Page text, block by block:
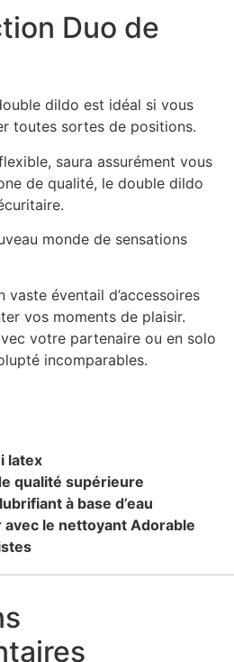
Duo de
dildo est idéal si vous
toutes sortes de positions.
saura assurément vous
de qualité, le double dildo
monde de sensations
éventail d’accessoires
vos moments de plaisir.
votre partenaire ou en solo
incomparables.
latex
qualité supérieure
à base d’eau
avec le nettoyant Adorable